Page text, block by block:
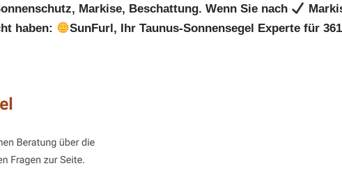
Markise, Beschattung. Wenn Sie nach
haben:
SunFurl, Ihr Taunus-Sonnensegel Experte für